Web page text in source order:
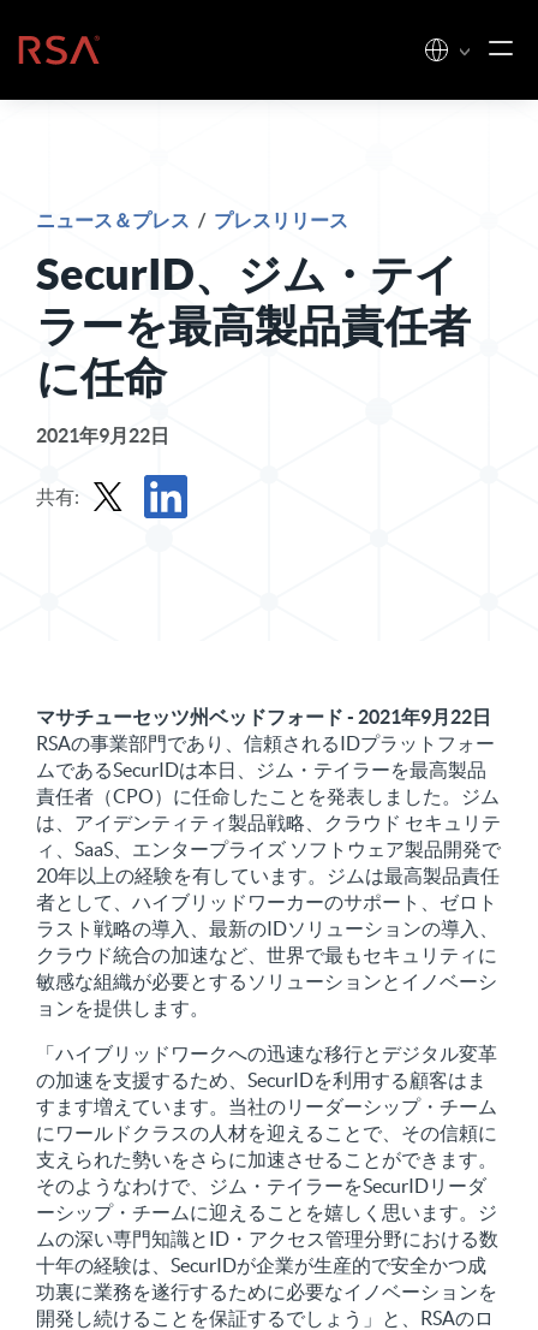
ホーム
ニュース＆プレス / プレスリリース
SecurID、ジム・テイ
ラーを最高製品責任者
に任命
2021年9月22日
共有:
マサチューセッツ州ベッドフォード - 2021年9月22日
RSAの事業部門であり、信頼されるIDプラットフォー
ムであるSecurIDは本日、ジム・テイラーを最高製品
責任者（CPO）に任命したことを発表しました。ジム
は、アイデンティティ製品戦略、クラウド セキュリテ
ィ、SaaS、エンタープライズ ソフトウェア製品開発で
20年以上の経験を有しています。ジムは最高製品責任
者として、ハイブリッドワーカーのサポート、ゼロト
ラスト戦略の導入、最新のIDソリューションの導入、
クラウド統合の加速など、世界で最もセキュリティに
敏感な組織が必要とするソリューションとイノベーシ
ョンを提供します。
「ハイブリッドワークへの迅速な移行とデジタル変革
の加速を支援するため、SecurIDを利用する顧客はま
すます増えています。当社のリーダーシップ・チーム
にワールドクラスの人材を迎えることで、その信頼に
支えられた勢いをさらに加速させることができます。
そのようなわけで、ジム・テイラーをSecurIDリーダ
ーシップ・チームに迎えることを嬉しく思います。ジ
ムの深い専門知識とID・アクセス管理分野における数
十年の経験は、SecurIDが企業が生産的で安全かつ成
功裏に業務を遂行するために必要なイノベーションを
開発し続けることを保証するでしょう」と、RSAのロ